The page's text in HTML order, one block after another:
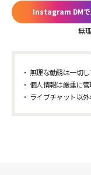
Instagram DMで
無
無理な勧誘は一切
個人情報は厳重に
ライブチャット以